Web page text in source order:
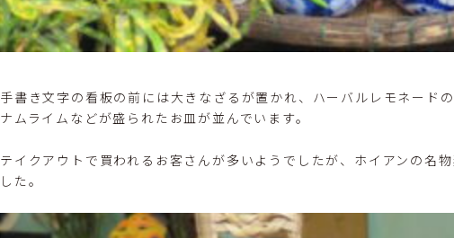
手書き文字の看板の前には大きなざるが置かれ、ハーバルレモネード
ナムライムなどが盛られたお皿が並んでいます。
テイクアウトで買われるお客さんが多いようでしたが、ホイアンの名
した。